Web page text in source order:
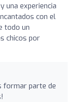
una experiencia
con el
todo un
chicos por
formar parte de